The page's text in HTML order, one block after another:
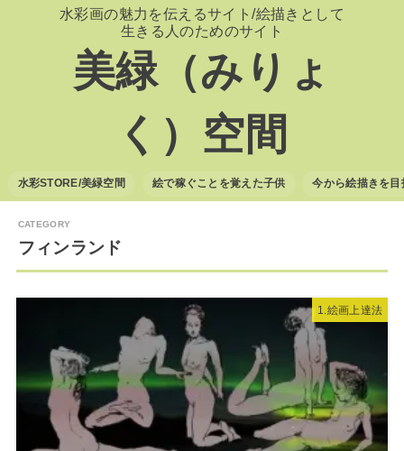
水彩画の魅力を伝えるサイト/絵描きとして
生きる人のためのサイト
美緑（みりょ
く）空間
水彩STORE/美緑空間 絵で稼ぐことを覚えた子供 今から絵描きを
フィンランド
1.絵画上達法